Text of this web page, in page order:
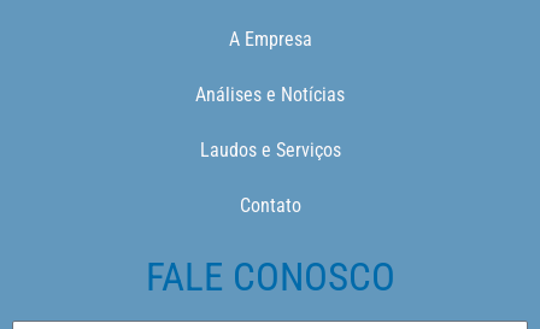
A Empresa
Análises e Notícias
Laudos e Serviços
Contato
FALE CONOSCO